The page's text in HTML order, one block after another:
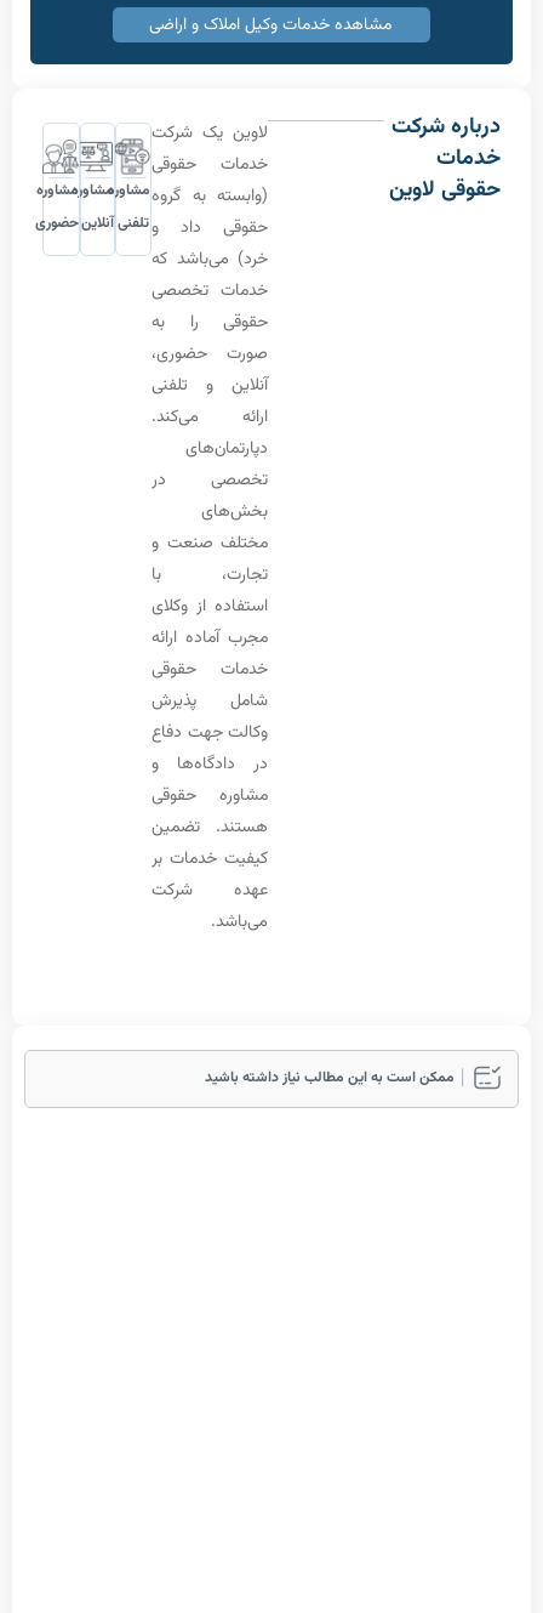
مشاهده خدمات وکیل املاک و اراضی
شرکت
لاوین
لاوین یک شرکت
خدمات حقوقی
(وابسته به گروه
حقوقی داد و
خرد) می‌باشد که
خدمات تخصصی
حقوقی را به
صورت حضوری،
آنلاین و تلفنی
ارائه می‌کند.
تخصصی در
مختلف صنعت و
تجارت، با
استفاده از وکلای
مجرب آماده ارائه
خدمات حقوقی
شامل پذیرش
وکالت جهت دفاع
در دادگاه‌ها و
مشاوره حقوقی
هستند. تضمین
کیفیت خدمات بر
عهده شرکت
مشاوره
تلفنی
مشاوره
آنلاین
مشاوره
حضوری
است به این مطالب نیاز داشته باشید